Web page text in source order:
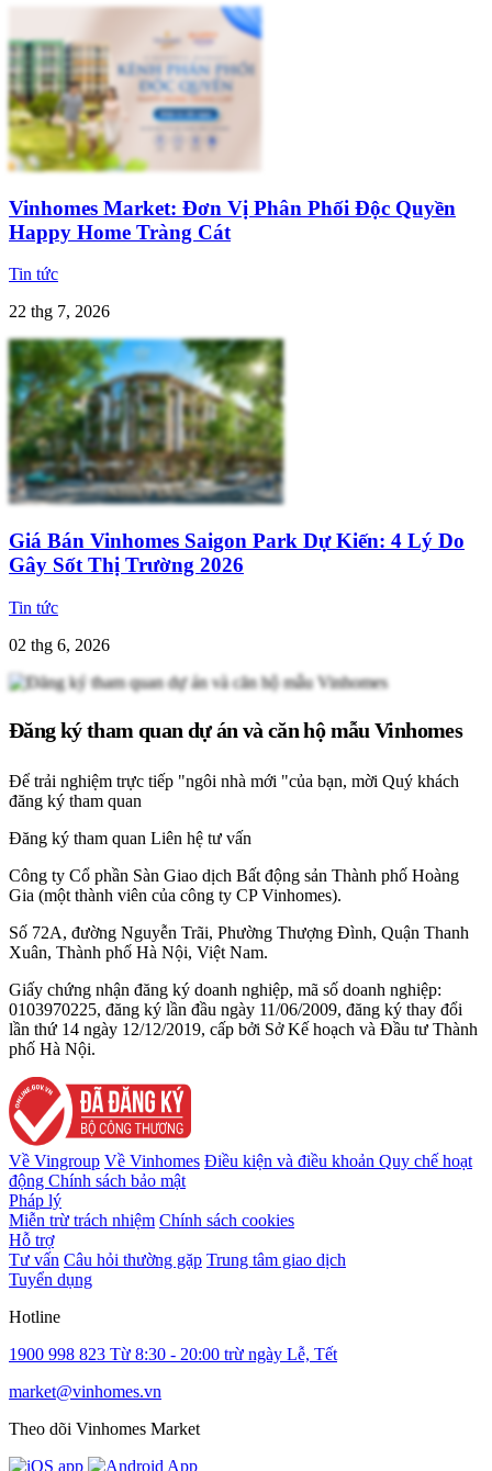
Vinhomes Market: Đơn Vị Phân Phối Độc Quyền
Happy Home Tràng Cát
Tin tức
22 thg 7, 2026
Giá Bán Vinhomes Saigon Park Dự Kiến: 4 Lý Do
Gây Sốt Thị Trường 2026
Tin tức
02 thg 6, 2026
Đăng ký tham quan dự án và căn hộ mẫu Vinhomes
Để trải nghiệm trực tiếp "ngôi nhà mới "của bạn, mời Quý khách
đăng ký tham quan
Đăng ký tham quan Liên hệ tư vấn
Công ty Cổ phần Sàn Giao dịch Bất động sản Thành phố Hoàng
Gia (một thành viên của công ty CP Vinhomes).
Số 72A, đường Nguyễn Trãi, Phường Thượng Đình, Quận Thanh
Xuân, Thành phố Hà Nội, Việt Nam.
Giấy chứng nhận đăng ký doanh nghiệp, mã số doanh nghiệp:
0103970225, đăng ký lần đầu ngày 11/06/2009, đăng ký thay đổi
lần thứ 14 ngày 12/12/2019, cấp bởi Sở Kế hoạch và Đầu tư Thành
phố Hà Nội.
Về Vingroup Về Vinhomes Điều kiện và điều khoản Quy chế hoạt
động Chính sách bảo mật
Pháp lý
Miễn trừ trách nhiệm Chính sách cookies
Hỗ trợ
Tư vấn Câu hỏi thường gặp Trung tâm giao dịch
Tuyển dụng
Hotline
1900 998 823 Từ 8:30 - 20:00 trừ ngày Lễ, Tết
market@vinhomes.vn
Theo dõi Vinhomes Market